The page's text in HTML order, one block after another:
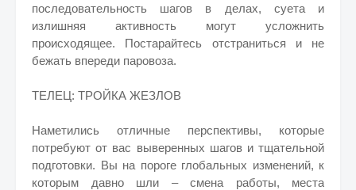
последовательность шагов в делах, суета и
излишняя активность могут усложнить
происходящее. Постарайтесь отстраниться и не
бежать впереди паровоза.
ТЕЛЕЦ: ТРОЙКА ЖЕЗЛОВ
Наметились отличные перспективы, которые
потребуют от вас выверенных шагов и тщательной
подготовки. Вы на пороге глобальных изменений, к
которым давно шли – смена работы, места